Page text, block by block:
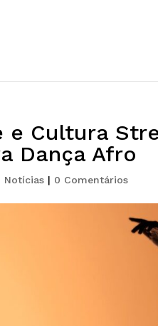
e Cultura
Dança Afro
Notícias | 0 Comentários